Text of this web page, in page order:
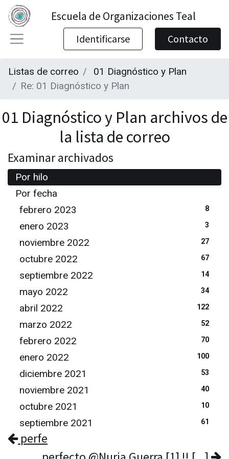
Escuela de Organizaciones Teal
Identificarse Contacto
Listas de correo
01 Diagnóstico y Plan
Re: 01 Diagnóstico y Plan
01 Diagnóstico y Plan archivos de
la lista de correo
Examinar archivados
Por hilo
Por fecha
febrero 2023
8
enero 2023 3
noviembre 2022 27
octubre 2022 67
septiembre 2022 14
mayo 2022 34
abril 2022 122
marzo 2022 52
febrero 2022 70
enero 2022 100
diciembre 2021 53
noviembre 2021 40
octubre 2021 10
septiembre 2021 61
perfe